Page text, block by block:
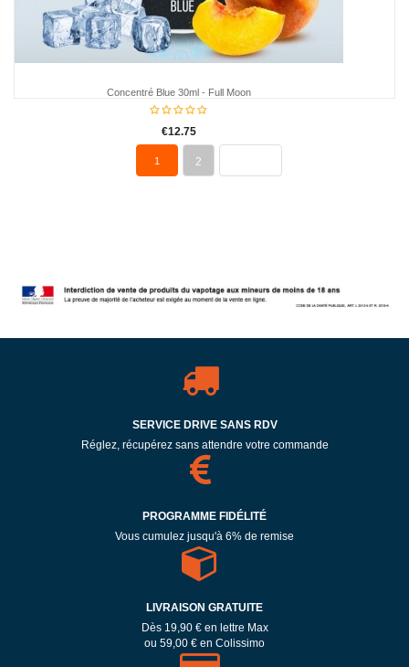
Concentré Blue 30ml - Full Moon
€12.75
1 2
SERVICE DRIVE SANS RDV
Réglez, récupérez sans attendre votre commande
PROGRAMME FIDÉLITÉ
Vous cumulez jusqu'à 6% de remise
LIVRAISON GRATUITE
Dès 19,90 € en lettre Max
ou 59,00 € en Colissimo